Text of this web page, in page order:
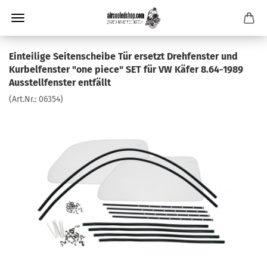
Einteilige Seitenscheibe Tür ersetzt Drehfenster und
Kurbelfenster "one piece" SET für VW Käfer 8.64-1989
Ausstellfenster entfällt
(Art.Nr.: 06354)